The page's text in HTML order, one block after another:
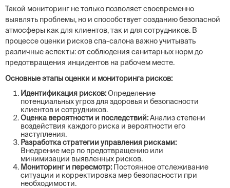
Такой мониторинг не только позволяет своевременно
выявлять проблемы, но и способствует созданию безопасной
атмосферы как для клиентов, так и для сотрудников. В
процессе оценки рисков спа-салона важно учитывать
различные аспекты: от соблюдения санитарных норм до
предотвращения инцидентов на рабочем месте.
Основные этапы оценки и мониторинга рисков:
Идентификация рисков:Определение
потенциальных угроз для здоровья и безопасности
клиентов и сотрудников.
Оценка вероятности и последствий:Анализ степени
воздействия каждого риска и вероятности его
наступления.
Разработка стратегии управления рисками:
Внедрение мер по предотвращению или
минимизации выявленных рисков.
Мониторинг и пересмотр: Постоянное отслеживание
ситуации и корректировка мер безопасности при
необходимости.